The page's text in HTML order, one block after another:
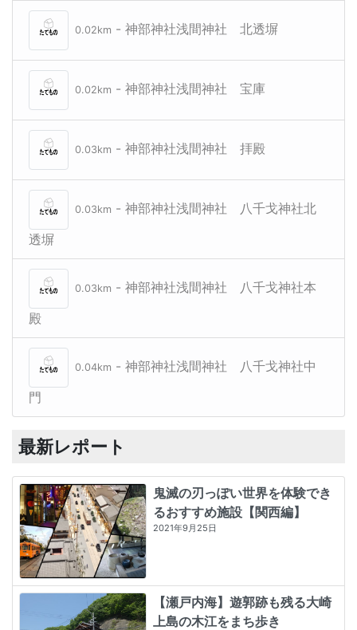
0.02km - 神部神社浅間神社 北透塀
0.02km - 神部神社浅間神社 宝庫
0.03km - 神部神社浅間神社 拝殿
0.03km - 神部神社浅間神社 八千戈神社北
透塀
0.03km - 神部神社浅間神社 八千戈神社本
殿
0.04km - 神部神社浅間神社 八千戈神社中
門
最新レポート
鬼滅の刃っぽい世界を体験でき
るおすすめ施設【関西編】
2021年9月25日
【瀬戸内海】遊郭跡も残る大崎
上島の木江をまち歩き